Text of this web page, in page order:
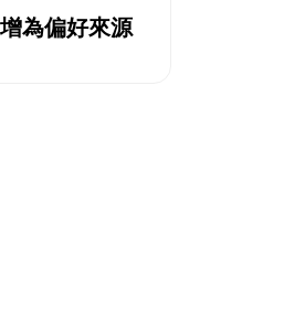
為偏好來源